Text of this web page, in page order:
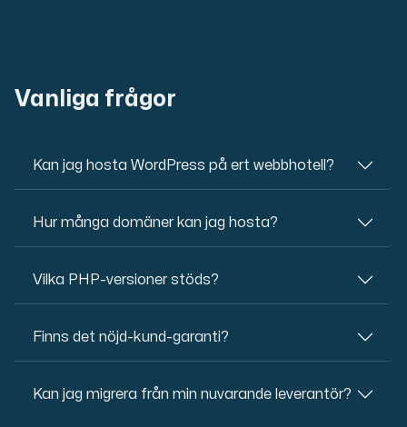
Vanliga frågor
Kan jag hosta WordPress på ert webbhotell?
Hur många domäner kan jag hosta?
Vilka PHP-versioner stöds?
Finns det nöjd-kund-garanti?
Kan jag migrera från min nuvarande leverantör?